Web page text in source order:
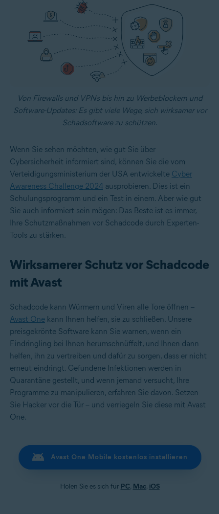
Von Firewalls und VPNs bis hin zu Werbeblockern und
Software-Updates: Es gibt viele Wege, sich wirksamer vor
Schadsoftware zu schützen.
Wenn Sie sehen möchten, wie gut Sie über
Cybersicherheit informiert sind, können Sie die vom
Verteidigungsministerium der USA entwickelte Cyber
Awareness Challenge 2024 ausprobieren. Dies ist ein
Schulungsprogramm und ein Test in einem. Aber wie gut
Sie auch informiert sein mögen: Das Beste ist es immer,
Ihre Schutzmaßnahmen vor Schadcode durch Experten-
Tools zu stärken.
Wirksamerer Schutz vor Schadcode
mit Avast
Schadcode kann Würmern und Viren alle Tore öffnen –
Avast One kann Ihnen helfen, sie zu schließen. Unsere
preisgekrönte Software kann Sie warnen, wenn ein
Eindringling bei Ihnen herumschnüffelt, und Ihnen dann
helfen, ihn zu vertreiben und dafür zu sorgen, dass er nicht
erneut eindringt. Gefundene Infektionen werden in
Quarantäne gestellt, und wenn jemand versucht, Ihre
Programme zu manipulieren, erfahren Sie davon. Setzen
Sie Hacker vor die Tür – und verriegeln Sie diese mit Avast
One.
Avast One Mobile kostenlos installieren
Holen Sie es sich für PC, Mac, iOS